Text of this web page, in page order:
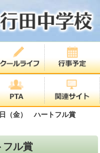
（金） ハートフル賞
ル賞